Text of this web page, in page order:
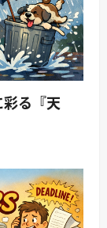
る『天